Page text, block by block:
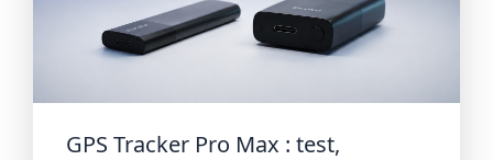
GPS Tracker Pro Max : test,